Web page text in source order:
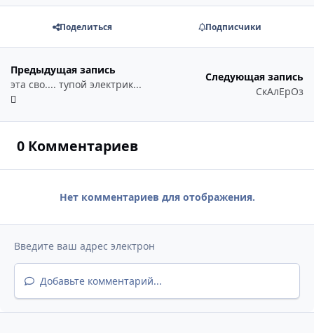
Поделиться Подписчики
Предыдущая запись
эта сво.... тупой электрик...
Следующая запись
СкАлЕрОз
0 Комментариев
Нет комментариев для отображения.
Добавьте комментарий...